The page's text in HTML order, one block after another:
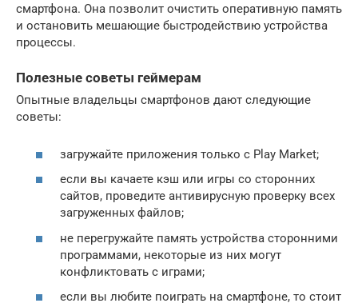
смартфона. Она позволит очистить оперативную память
и остановить мешающие быстродействию устройства
процессы.
Полезные советы геймерам
Опытные владельцы смартфонов дают следующие
советы:
загружайте приложения только с Play Market;
если вы качаете кэш или игры со сторонних
сайтов, проведите антивирусную проверку всех
загруженных файлов;
не перегружайте память устройства сторонними
программами, некоторые из них могут
конфликтовать с играми;
если вы любите поиграть на смартфоне, то стоит